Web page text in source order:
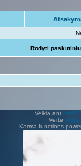
Rodyti
Veikia ant
Vertė Vilius
Karma functions